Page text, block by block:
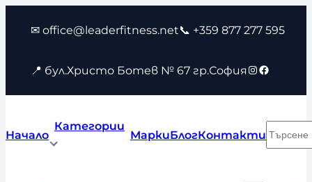
съдържанието
✉ office@leaderfitness.net📞 +359 877 277 595
📍 бул.Христо Ботев № 67 гр.София Instagram
Facebook
Начало
Категории
МаркиБлогКонтакти